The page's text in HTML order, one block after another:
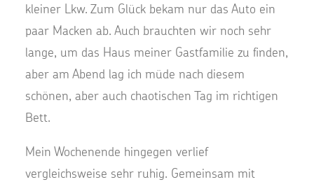
kleiner Lkw. Zum Glück bekam nur das Auto ein
paar Macken ab. Auch brauchten wir noch sehr
lange, um das Haus meiner Gastfamilie zu finden,
aber am Abend lag ich müde nach diesem
schönen, aber auch chaotischen Tag im richtigen
Bett.
Mein Wochenende hingegen verlief
vergleichsweise sehr ruhig. Gemeinsam mit